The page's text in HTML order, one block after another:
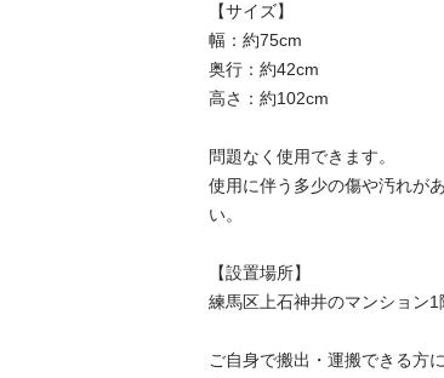
【サイズ】
幅：約75cm
奥行：約42cm
高さ：約102cm
問題なく使用できます。
使用に伴う多少の傷や汚れが
い。
【設置場所】
練馬区上石神井のマンション1
ご自身で搬出・運搬できる方